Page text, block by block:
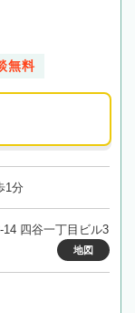
無料
1分
四谷一丁目ビル3
地図